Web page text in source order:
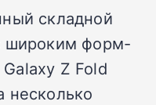
складной
широким форм-
Z Fold
несколько